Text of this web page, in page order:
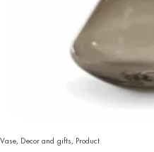
Vase, Decor and gifts, Product